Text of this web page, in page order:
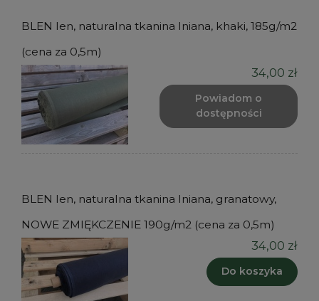
BLEN len, naturalna tkanina lniana, khaki, 185g/m2
(cena za 0,5m)
34,00 zł
Powiadom o
dostępności
BLEN len, naturalna tkanina lniana, granatowy,
NOWE ZMIĘKCZENIE 190g/m2 (cena za 0,5m)
34,00 zł
Do koszyka